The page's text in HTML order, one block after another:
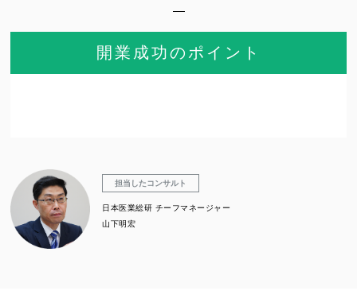
開業成功のポイント
担当したコンサルト
日本医業総研 チーフマネージャー
山下明宏